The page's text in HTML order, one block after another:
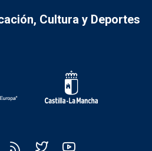
Cultura y Deportes